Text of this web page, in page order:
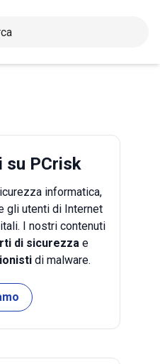
su PCrisk
informatica,
gli utenti di Internet
I nostri contenuti
di sicurezzae
di malware.